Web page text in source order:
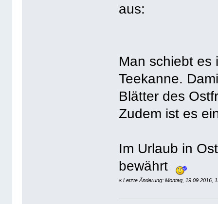
aus:
Man schiebt es
Teekanne.
Blätter des
Zudem ist es
Im Urlaub in
bewährt
«Letzte Änderung: Montag, 19.09.2016,